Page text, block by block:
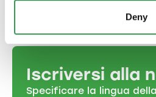
Deny
Iscriversi alla
Specificare la lingua